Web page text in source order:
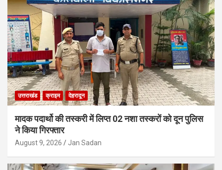
उत्तराखंड क्राइम देहरादून
मादक पदार्थो की तस्करी में लिप्त 02 नशा तस्करों को दून पुलिस
ने किया गिरफ्तार
August 9, 2026 Jan Sadan